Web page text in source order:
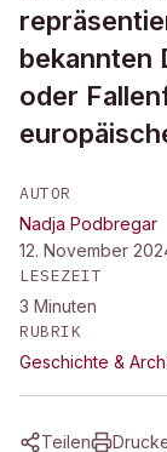
bekannten
oder
AUTOR
Nadja Podbregar
12. November
LESEZEIT
3 Minuten
RUBRIK
Geschichte &
Teilen